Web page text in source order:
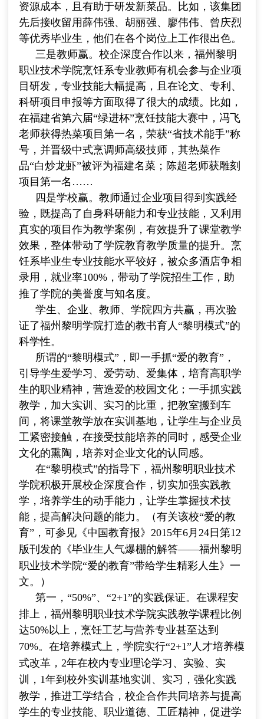
资源成本，且有助于研发新菜品。比如，该集团
先后接收留用薛伟强、胡丽强、廖伟伟、曾庆烈
等优秀毕业生，他们在各个岗位上工作很出色。
三是教师赢。校企深度合作以来，福州黎明
职业技术学院烹饪系专业教师有机会参与企业项
目研发，专业技能大幅提高，且在论文、专利、
科研项目申报等方面取得了很大的成绩。比如，
在福建省第六届“绿进杯”烹饪技能大赛中，冯飞
老师获得热菜项目第一名，荣获“省技术能手”称
号，并晋级中式烹调师高级技师，其热菜作
品“白炒龙虾”被评为福建名菜；陈超老师获雕刻
项目第一名……
四是学校赢。教师通过企业项目得到实践经
验，既提高了自身科研能力和专业技能，又利用
真实的项目作为教学案例，有效提升了课堂教学
效果，整体带动了学院教育教学质量的提升。烹
饪系毕业生专业技能水平较好，被众多酒店争相
录用，就业率100% ，带动了学院招生工作，助
推了学院的美誉度与知名度。
学生、企业、教师、学院四方共赢，再次验
证了福州黎明学院打造的教书育人“黎明模式”的
科学性。
所谓的“黎明模式”，即一手抓“爱的教育”，
引导学生爱学习、爱劳动、爱集体，培育高职学
生的职业精神，营造爱的校园文化；一手抓实践
教学，加大实训、实习的比重，把教室搬到车
间，将课堂教学放在实训基地，让学生与企业员
工紧密接触，在接受技能培养的同时，感受企业
文化的熏陶，培养对企业文化的认同感。
在“黎明模式”的指导下，福州黎明职业技术
学院积极开展校企深度合作，切实加强实践教
学，培养学生的动手能力，让学生掌握技术技
能，提高解决问题的能力。（有关该校“爱的教
育”，可参见《中国教育报》2015年6月24 日第12
版刊发的《毕业生人气爆棚的解答——福州黎明
职业技术学院“爱的教育”带给学生精彩人生》一
文。）
第一，“50%”、“2+1”的实践保证。在课程安
排上，福州黎明职业技术学院实践教学课程比例
达50%以上，烹饪工艺与营养专业甚至达到
70%。在培养模式上，学院实行“2+1”人才培养模
式改革，2年在校内专业理论学习、实验、实
训， 1年到校外实训基地实训、实习，强化实践
教学，推进工学结合，校企合作共同培养与提高
学生的专业技能、职业道德、工匠精神，促进学